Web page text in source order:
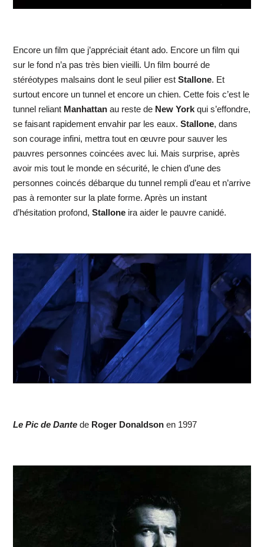
Encore un film que j’appréciait étant ado. Encore un film qui
sur le fond n’a pas très bien vieilli. Un film bourré de
stéréotypes malsains dont le seul pilier est Stallone. Et
surtout encore un tunnel et encore un chien. Cette fois c’est le
tunnel reliant Manhattanau reste de New Yorkqui s’effondre,
se faisant rapidement envahir par les eaux. Stallone, dans
son courage infini, mettra tout en œuvre pour sauver les
pauvres personnes coincées avec lui. Mais surprise, après
avoir mis tout le monde en sécurité, le chien d’une des
personnes coincés débarque du tunnel rempli d’eau et n’arrive
pas à remonter sur la plate forme. Après un instant
d’hésitation profond, Stalloneira aider le pauvre canidé.
Le Pic de Dantede Roger Donaldsonen 1997